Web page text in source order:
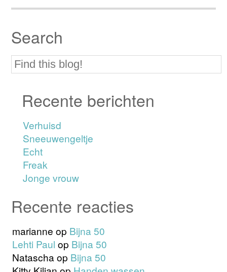
Search
Recente berichten
Verhuisd
Sneeuwengeltje
Echt
Freak
Jonge vrouw
Recente reacties
marianne op Bijna 50
Lehti Paul op Bijna 50
Nataschaop Bijna 50